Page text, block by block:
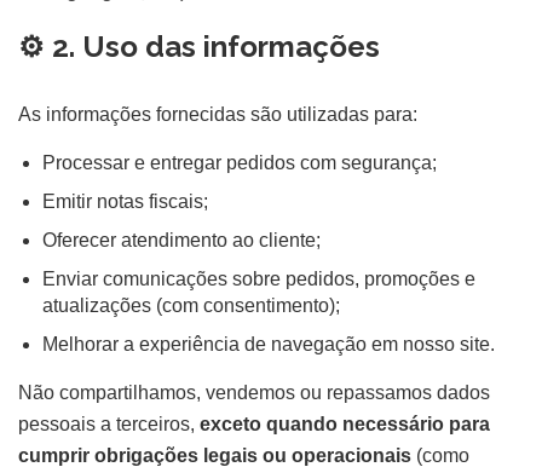
⚙️ 2. Uso das informações
As informações fornecidas são utilizadas para:
Processar e entregar pedidos com segurança;
Emitir notas fiscais;
Oferecer atendimento ao cliente;
Enviar comunicações sobre pedidos, promoções e
atualizações (com consentimento);
Melhorar a experiência de navegação em nosso site.
Não compartilhamos, vendemos ou repassamos dados
pessoais a terceiros, exceto quando necessário para
cumprir obrigações legais ou operacionais (como